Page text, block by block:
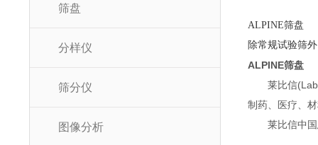
筛盘
分样仪
筛分仪
图像分析
ALPINE筛盘
除常规试验筛
ALPINE筛盘
莱比信
制药、医疗、
莱比信中国总